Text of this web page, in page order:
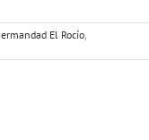
El Rocío,